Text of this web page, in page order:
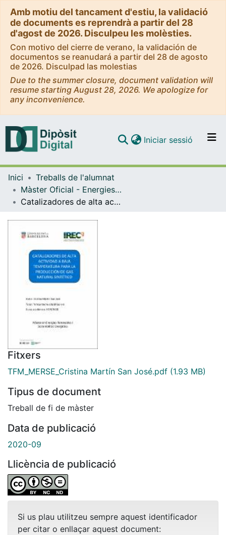
Amb motiu del tancament d'estiu, la validació
de documents es reprendrà a partir del 28
d'agost de 2026. Disculpeu les molèsties.
Con motivo del cierre de verano, la validación de
documentos se reanudará a partir del 28 de agosto
de 2026. Disculpad las molestias
Due to the summer closure, document validation will
resume starting August 28, 2026. We apologize for
any inconvenience.
Navega per tot el DD
Iniciar sessió (current)
Inici
Treballs de l'alumnat
Màster Oficial - Energies Renovables i Sostenibilitat Energètica
Catalizadores de alta actividad a baja temperatura para la producción de gas natural sintéctico
Fitxers
TFM_MERSE_Cristina Martín San José.pdf (1.93 MB)
Tipus de document
Treball de fi de màster
Data de publicació
2020-09
Llicència de publicació
Si us plau utilitzeu sempre aquest identificador
per citar o enllaçar aquest document: